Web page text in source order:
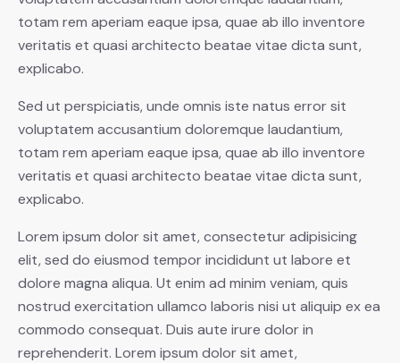
totam rem aperiam eaque ipsa, quae ab illo inventore
veritatis et quasi architecto beatae vitae dicta sunt,
explicabo.
Sed ut perspiciatis, unde omnis iste natus error sit
voluptatem accusantium doloremque laudantium,
totam rem aperiam eaque ipsa, quae ab illo inventore
veritatis et quasi architecto beatae vitae dicta sunt,
explicabo.
Lorem ipsum dolor sit amet, consectetur adipisicing
elit, sed do eiusmod tempor incididunt ut labore et
dolore magna aliqua. Ut enim ad minim veniam, quis
nostrud exercitation ullamco laboris nisi ut aliquip ex ea
commodo consequat. Duis aute irure dolor in
reprehenderit. Lorem ipsum dolor sit amet,